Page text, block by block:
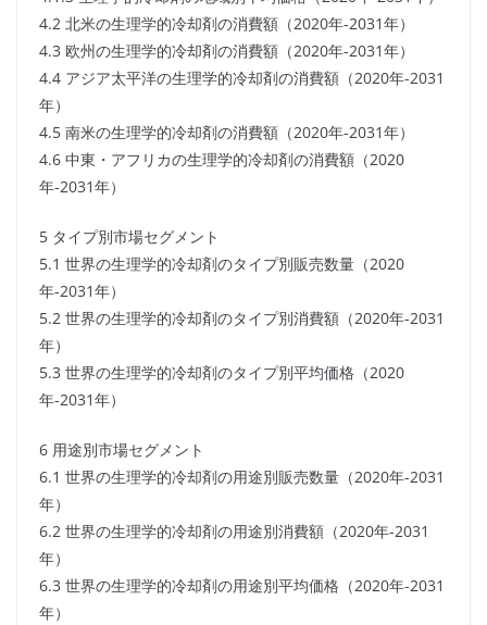
4.2 北米の生理学的冷却剤の消費額（2020年-2031年）
4.3 欧州の生理学的冷却剤の消費額（2020年-2031年）
4.4 アジア太平洋の生理学的冷却剤の消費額（2020年-2031
年）
4.5 南米の生理学的冷却剤の消費額（2020年-2031年）
4.6 中東・アフリカの生理学的冷却剤の消費額（2020
年-2031年）
5 タイプ別市場セグメント
5.1 世界の生理学的冷却剤のタイプ別販売数量（2020
年-2031年）
5.2 世界の生理学的冷却剤のタイプ別消費額（2020年-2031
年）
5.3 世界の生理学的冷却剤のタイプ別平均価格（2020
年-2031年）
6 用途別市場セグメント
6.1 世界の生理学的冷却剤の用途別販売数量（2020年-2031
年）
6.2 世界の生理学的冷却剤の用途別消費額（2020年-2031
年）
6.3 世界の生理学的冷却剤の用途別平均価格（2020年-2031
年）